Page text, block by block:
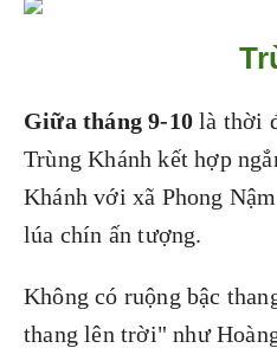
Giữa tháng 9-10 là thời
Trùng Khánh kết hợp
Khánh với xã Phong
lúa chín ấn tượng.
Không có ruộng bậc
thang lên trời" như